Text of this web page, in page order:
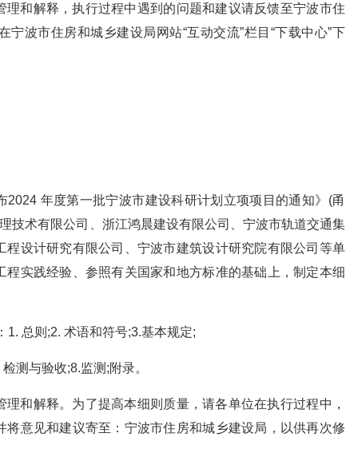
和解释，执行过程中遇到的问题和建议请反馈至宁波市住
波市住房和城乡建设局网站“互动交流”栏目“下载中心”下
年度第一批宁波市建设科研计划立项项目的通知》(甬
技术有限公司、浙江鸿晨建设有限公司、宁波市轨道交通集
设计研究有限公司、宁波市建筑设计研究院有限公司等单
实践经验、参照有关国家和地方标准的基础上，制定本细
总则;2. 术语和符号;3.基本规定;
测与验收;8.监测;附录。
和解释。为了提高本细则质量，请各单位在执行过程中，
意见和建议寄至：宁波市住房和城乡建设局，以供再次修